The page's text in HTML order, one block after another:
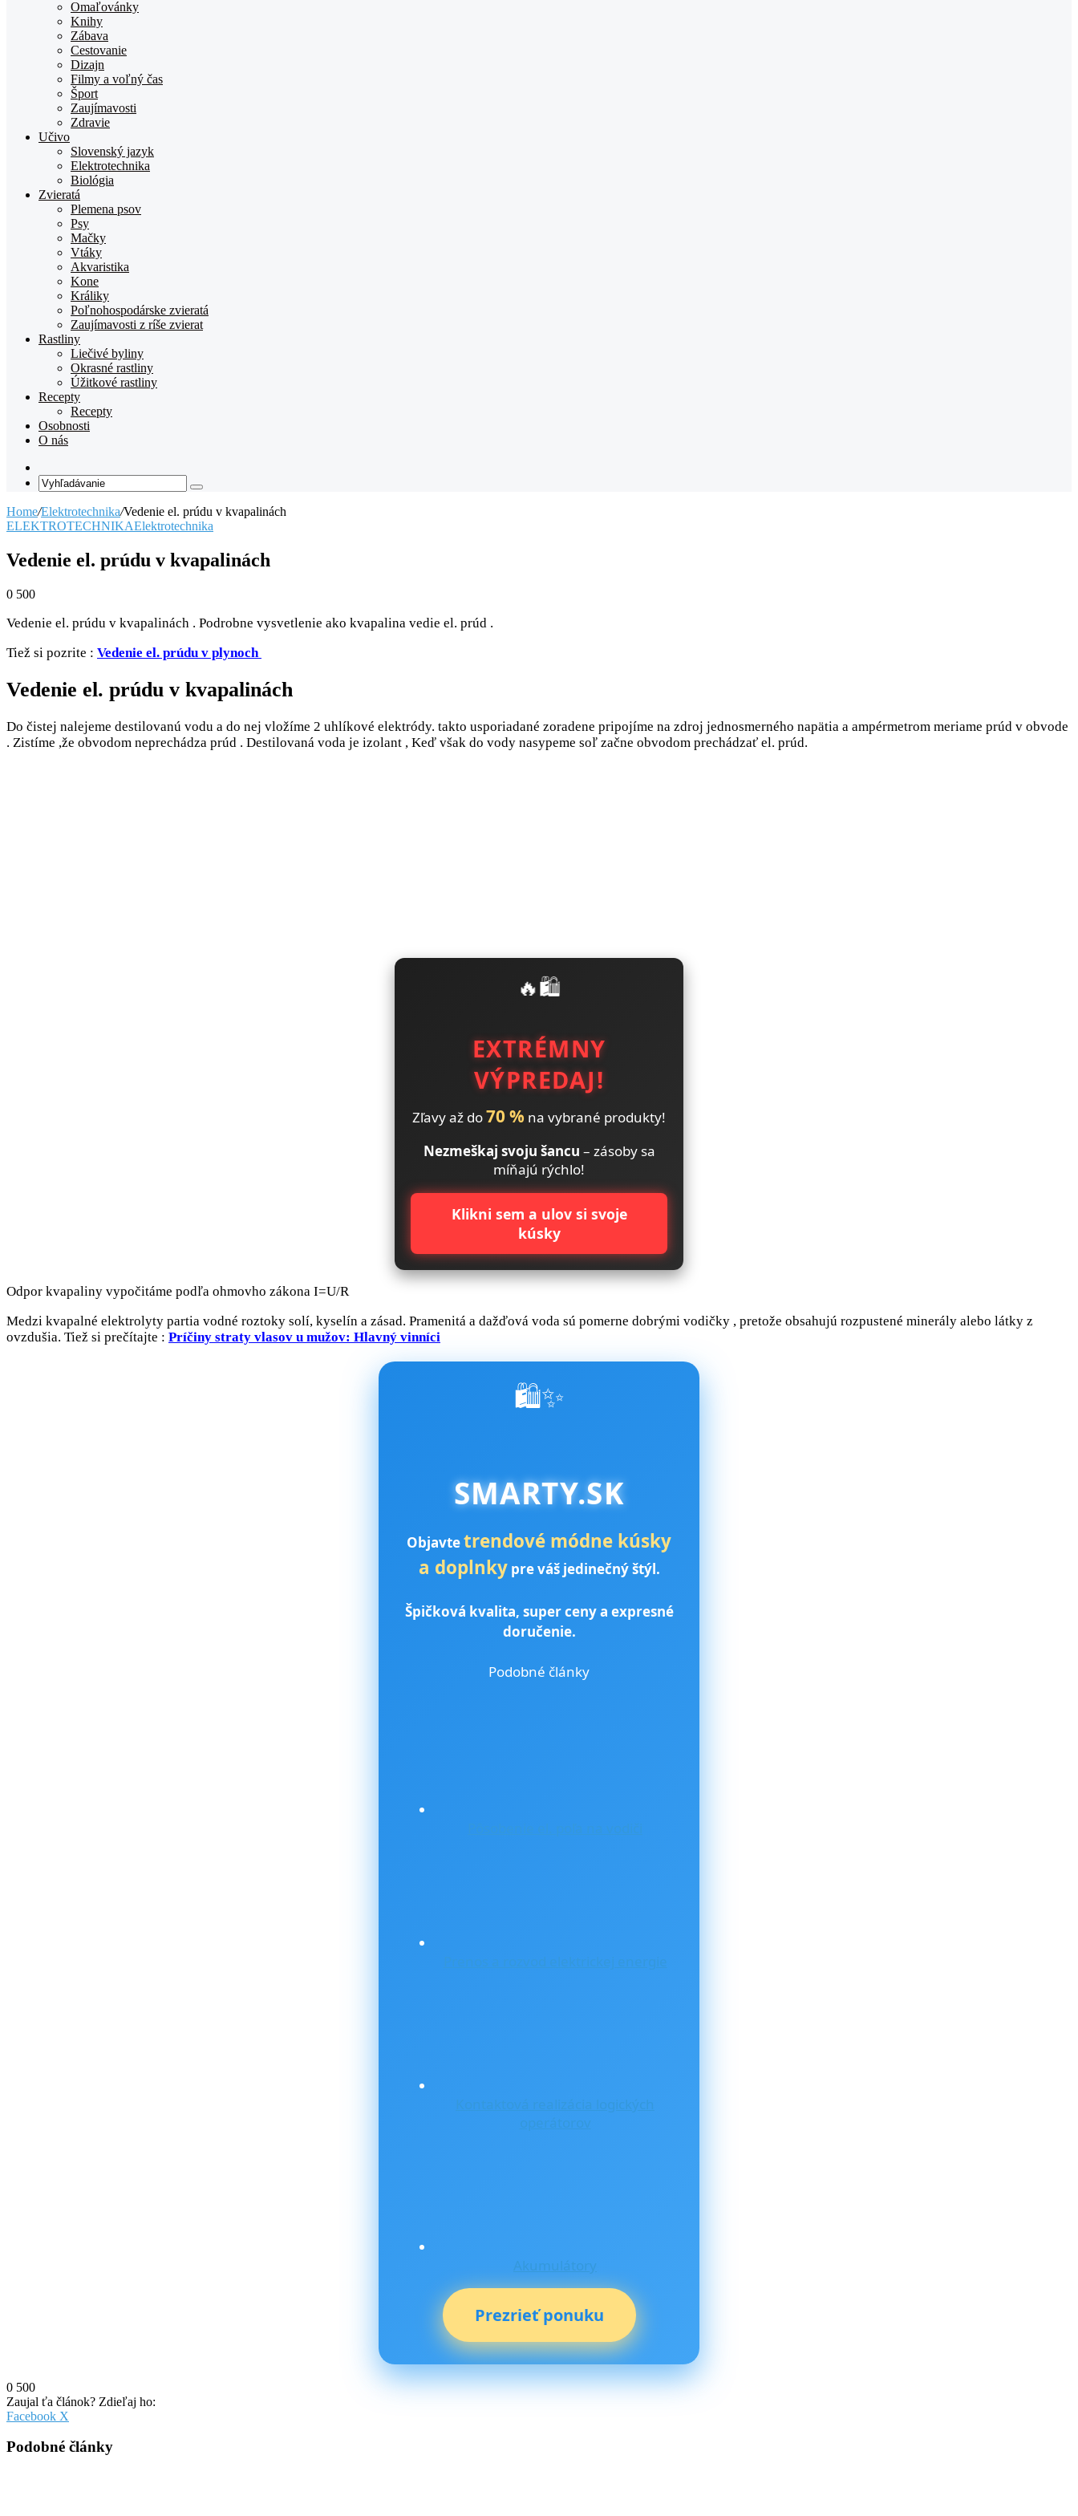
TOPden.skOmaľovánky
Knihy
Zábava
Cestovanie
Dizajn
Filmy a voľný čas
Šport
Zaujímavosti
Zdravie
Učivo
Slovenský jazyk
Elektrotechnika
Biológia
Zvieratá
Plemena psov
Psy
Mačky
Vtáky
Akvaristika
Kone
Králiky
Poľnohospodárske zvieratá
Zaujímavosti z ríše zvierat
Rastliny
Liečivé byliny
Okrasné rastliny
Úžitkové rastliny
Recepty
Recepty
Osobnosti
O nás
Article
Vyhľadávanie
Home/Elektrotechnika/Vedenie el. prúdu v kvapalinách
ELEKTROTECHNIKAElektrotechnika
Vedenie el. prúdu v kvapalinách
0 500
Vedenie el. prúdu v kvapalinách . Podrobne vysvetlenie ako kvapalina vedie el. prúd .
Tiež si pozrite : Vedenie el. prúdu v plynoch
Vedenie el. prúdu v kvapalinách
Do čistej nalejeme destilovanú vodu a do nej vložíme 2 uhlíkové elektródy. takto usporiadané zoradene pripojíme na zdroj jednosmerného napätia a ampérmetrom meriame prúd v obvode
. Zistíme ,že obvodom neprechádza prúd . Destilovaná voda je izolant , Keď však do vody nasypeme soľ začne obvodom prechádzať el. prúd.
🔥🛍️
EXTRÉMNY
VÝPREDAJ!
Zľavy až do70 % na vybrané produkty!
Nezmeškaj svoju šancu – zásoby sa
míňajú rýchlo!
Klikni sem a ulov si svoje
kúsky
Odpor kvapaliny vypočitáme podľa ohmovho zákona I=U/R
Medzi kvapalné elektrolyty partia vodné roztoky solí, kyselín a zásad. Pramenitá a dažďová voda sú pomerne dobrými vodičky , pretože obsahujú rozpustené minerály alebo látky z
ovzdušia. Tiež si prečítajte : Príčiny straty vlasov u mužov: Hlavný vinníci
🛍️✨
SMARTY.SK
Objavtetrendové módne kúsky
a doplnkypre váš jedinečný štýl.
Špičková kvalita, super ceny a expresné
doručenie.
Podobné články
Akumulátory
Prezrieť ponuku
0 500
Zaujal ťa článok? Zdieľaj ho:
Facebook X
Email
Podobné články